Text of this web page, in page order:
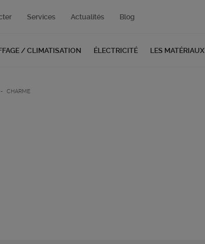
/ CLIMATISATION ÉLECTRICITÉ LES MATÉRIAUX
Services Actualités Blog
CHARME